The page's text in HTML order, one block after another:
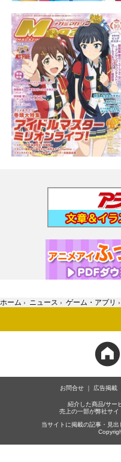
ホーム › ニュース › ゲーム・アプリ ›
お問合せ 広告掲載
紹介した商品/サー
売上の一部が弊社サイ
当サイトに掲載の記事・見出